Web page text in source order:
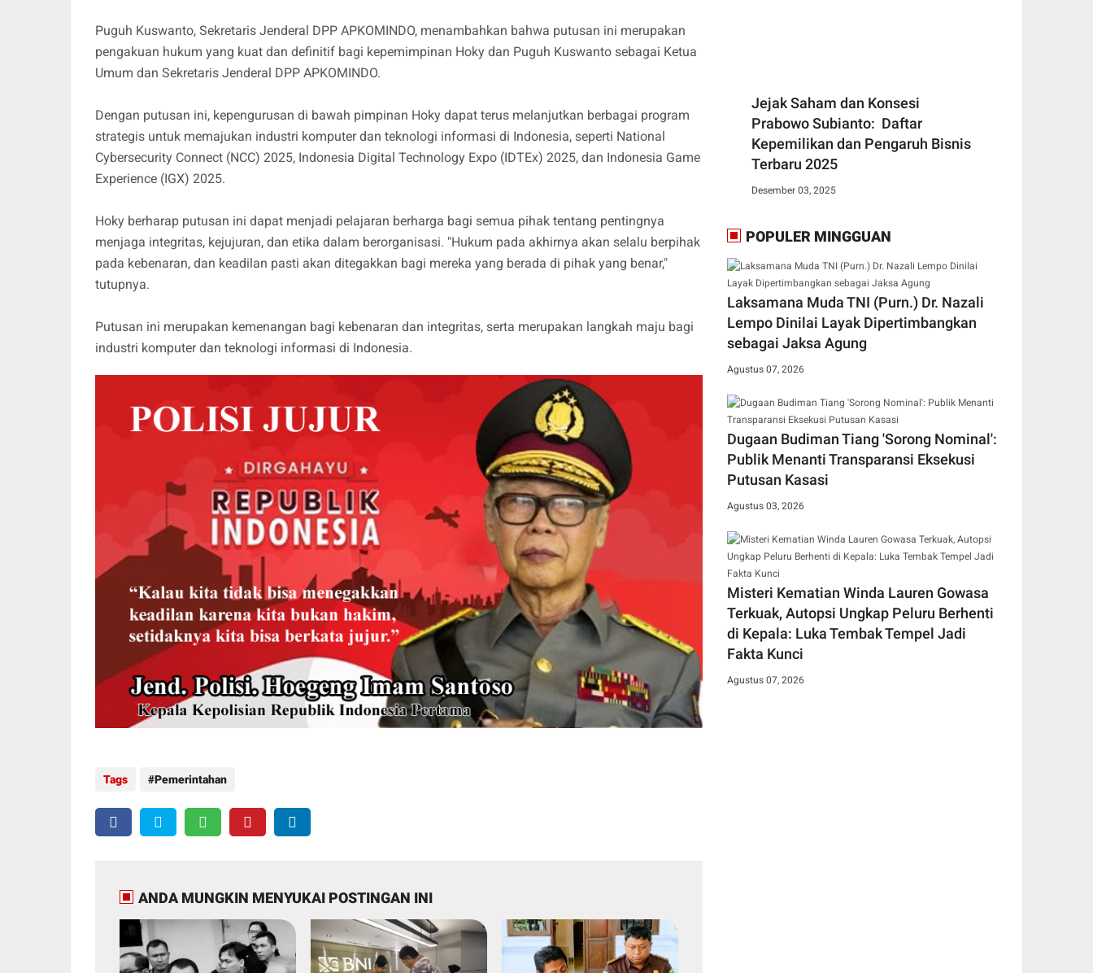
Puguh Kuswanto, Sekretaris Jenderal DPP APKOMINDO, menambahkan bahwa putusan ini merupakan
pengakuan hukum yang kuat dan definitif bagi kepemimpinan Hoky dan Puguh Kuswanto sebagai Ketua
Umum dan Sekretaris Jenderal DPP APKOMINDO.
Dengan putusan ini, kepengurusan di bawah pimpinan Hoky dapat terus melanjutkan berbagai program
strategis untuk memajukan industri komputer dan teknologi informasi di Indonesia, seperti National
Cybersecurity Connect (NCC) 2025, Indonesia Digital Technology Expo (IDTEx) 2025, dan Indonesia Game
Experience (IGX) 2025.
Hoky berharap putusan ini dapat menjadi pelajaran berharga bagi semua pihak tentang pentingnya
menjaga integritas, kejujuran, dan etika dalam berorganisasi. "Hukum pada akhirnya akan selalu berpihak
pada kebenaran, dan keadilan pasti akan ditegakkan bagi mereka yang berada di pihak yang benar,"
tutupnya.
Putusan ini merupakan kemenangan bagi kebenaran dan integritas, serta merupakan langkah maju bagi
industri komputer dan teknologi informasi di Indonesia.
Tags Pemerintahan
ANDA MUNGKIN MENYUKAI POSTINGAN INI
Jejak Saham dan Konsesi
Prabowo Subianto: Daftar
Kepemilikan dan Pengaruh Bisnis
Terbaru 2025
Desember 03, 2025
POPULER MINGGUAN
Laksamana Muda TNI (Purn.) Dr. Nazali
Lempo Dinilai Layak Dipertimbangkan
sebagai Jaksa Agung
Agustus 07, 2026
Dugaan Budiman Tiang 'Sorong Nominal':
Publik Menanti Transparansi Eksekusi
Putusan Kasasi
Agustus 03, 2026
Misteri Kematian Winda Lauren Gowasa
Terkuak, Autopsi Ungkap Peluru Berhenti
di Kepala: Luka Tembak Tempel Jadi
Fakta Kunci
Agustus 07, 2026